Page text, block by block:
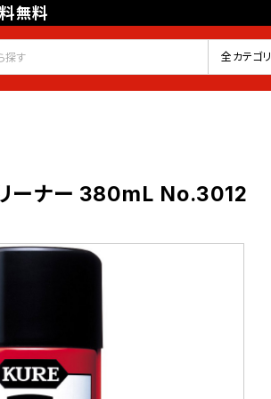
無料
録 ログイン お気に入り
全カテゴリ
ーナー 380mL No.3012